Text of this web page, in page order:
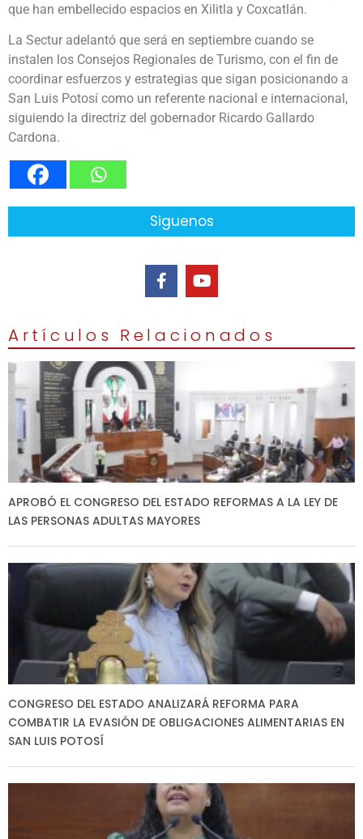
que han embellecido espacios en Xilitla y Coxcatlán.
La Sectur adelantó que será en septiembre cuando se
instalen los Consejos Regionales de Turismo, con el fin de
coordinar esfuerzos y estrategias que sigan posicionando a
San Luis Potosí como un referente nacional e internacional,
siguiendo la directriz del gobernador Ricardo Gallardo
Cardona.
Siguenos
Artículos Relacionados
APROBÓ EL CONGRESO DEL ESTADO REFORMAS A LA LEY DE
LAS PERSONAS ADULTAS MAYORES
CONGRESO DEL ESTADO ANALIZARÁ REFORMA PARA
COMBATIR LA EVASIÓN DE OBLIGACIONES ALIMENTARIAS EN
SAN LUIS POTOSÍ